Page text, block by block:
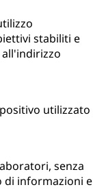
stabiliti e
utilizzato
senza
di informazioni e